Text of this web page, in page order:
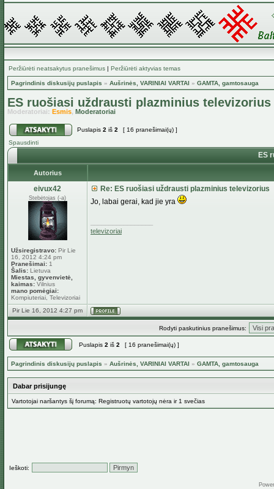
Peržiūrėti neatsakytus pranešimus | Peržiūrėti aktyvias temas
Pagrindinis diskusijų puslapis » Aušrinės, VARINIAI VARTAI » GAMTA, gamtosauga
ES ruošiasi uždrausti plazminius televizorius
Moderatoriai: Esmis, Moderatoriai
Puslapis 2 iš 2
[ 16 pranešimai(ų) ]
Spausdinti
ES
Autorius
eivux42
Stebėtojas (-a)
Užsiregistravo: Pir Lie
16, 2012 4:24 pm
Pranešimai: 1
Šalis: Lietuva
Miestas, gyvenvietė,
kaimas: Vilnius
mano pomėgiai:
Kompiuteriai, Televizoriai
Re: ES ruošiasi uždrausti plazminius televizorius
Jo, labai gerai, kad jie yra
televizoriai
Pir Lie 16, 2012 4:27 pm
Rodyti paskutinius pranešimus:
Puslapis 2 iš 2 [ 16 pranešimai(ų) ]
Pagrindinis diskusijų puslapis » Aušrinės, VARINIAI VARTAI » GAMTA, gamtosauga
Dabar prisijungę
Vartotojai naršantys šį forumą: Registruotų vartotojų nėra ir 1 svečias
Ieškoti: